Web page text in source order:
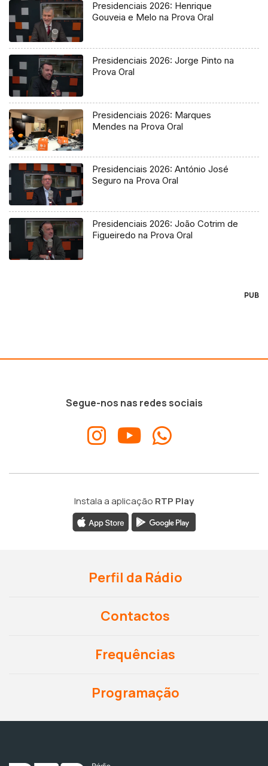
Presidenciais 2026: Henrique
Gouveia e Melo na Prova Oral
Presidenciais 2026: Jorge Pinto na
Prova Oral
Presidenciais 2026: Marques
Mendes na Prova Oral
Presidenciais 2026: António José
Seguro na Prova Oral
Presidenciais 2026: João Cotrim de
Figueiredo na Prova Oral
PUB
Segue-nos nas redes sociais
Instala a aplicação RTP Play
Perfil da Rádio
Contactos
Frequências
Programação